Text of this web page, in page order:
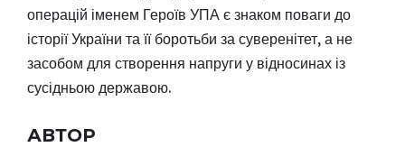
операцій іменем Героїв УПА є знаком поваги до
історії України та її боротьби за суверенітет, а не
засобом для створення напруги у відносинах із
сусідньою державою.
АВТОР